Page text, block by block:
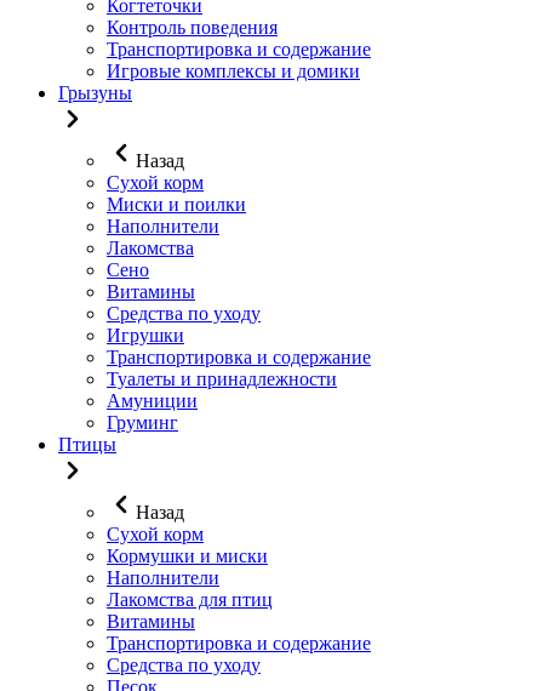
Когтеточки
Контроль поведения
Транспортировка и содержание
Игровые комплексы и домики
Грызуны
Назад
Сухой корм
Миски и поилки
Наполнители
Лакомства
Сено
Витамины
Средства по уходу
Игрушки
Транспортировка и содержание
Туалеты и принадлежности
Амуниции
Груминг
Птицы
Назад
Сухой корм
Кормушки и миски
Наполнители
Лакомства для птиц
Витамины
Транспортировка и содержание
Средства по уходу
Песок